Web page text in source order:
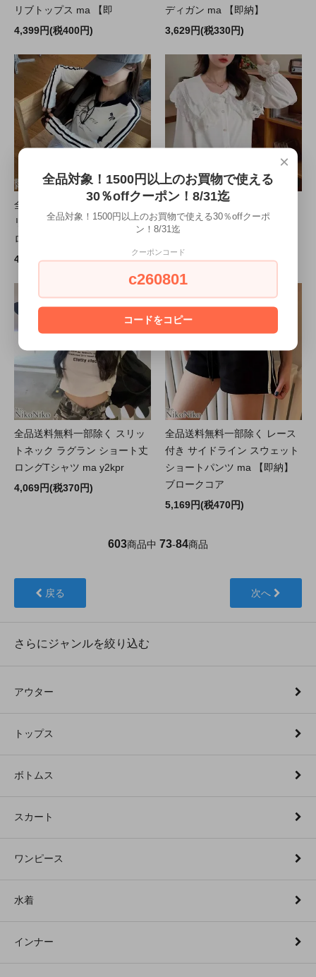
リブトップス ma 【即
4,399円(税400円)
ディガン ma 【即納】
3,629円(税330円)
全品送料無料一部除く バック
リボン ユニフォーム風 襟付き
ロングTシャツ ma 【
4,399円(税400円)
全品送料無料一部除く ビック
レースカラー フリル袖 ブラウ
4,619円(税420円)
全品送料無料一部除く スリッ
トネック ラグラン ショート丈
ロングTシャツ ma y2kpr
4,069円(税370円)
全品送料無料一部除く レース
付き サイドライン スウェット
ショートパンツ ma 【即納】
ブロークコア
5,169円(税470円)
603商品中 73-84商品
戻る 次へ
さらにジャンルを絞り込む
アウター
トップス
ボトムス
スカート
ワンピース
水着
インナー
×
全品対象！1500円以上のお買物で使える
30％offクーポン！8/31迄
全品対象！1500円以上のお買物で使える30％offクーポ
ン！8/31迄
クーポンコード
c260801
コードをコピー